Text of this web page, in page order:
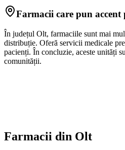
Farmacii care pun accent
În județul Olt, farmaciile sunt mai
distribuție. Oferă servicii medicale
pacienți. În concluzie, aceste unități
comunității.
Farmacii din Olt